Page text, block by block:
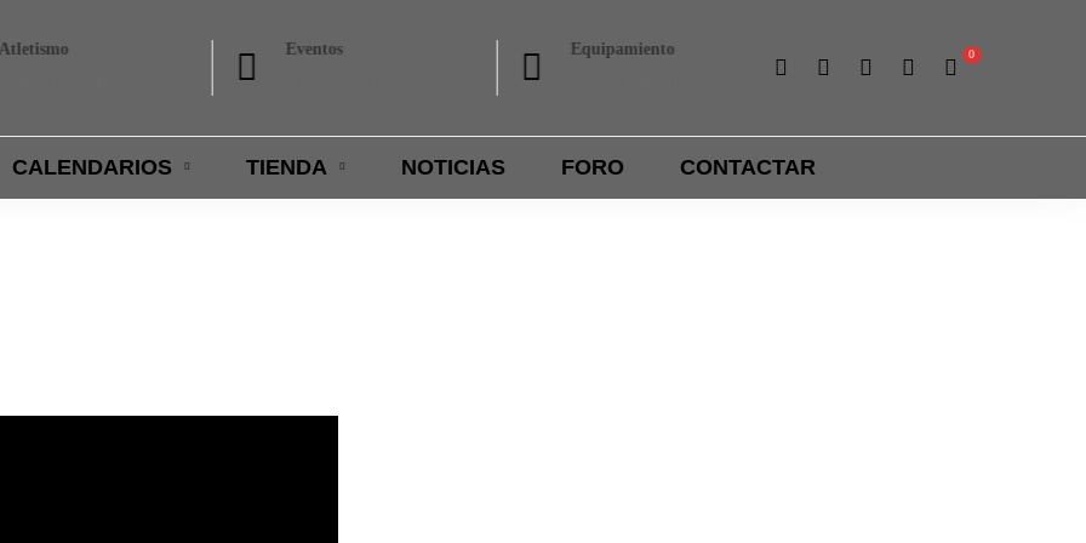
Atletismo
Eventos
Equipamiento
Importantes premios
CALENDARIOS TIENDA NOTICIAS FORO CONTACTAR